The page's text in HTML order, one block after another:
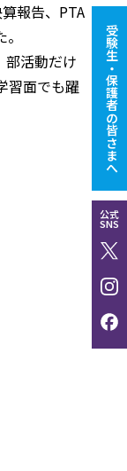
受験生・保護者の皆さまへ
公式
SNS
報告、PTA
部活動だけ
習面でも躍